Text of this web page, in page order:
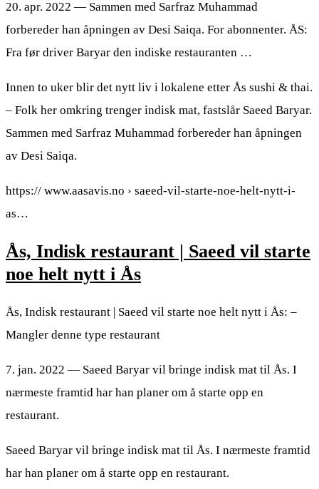
20. apr. 2022 — Sammen med Sarfraz Muhammad
forbereder han åpningen av Desi Saiqa. For abonnenter. ÅS:
Fra før driver Baryar den indiske restauranten …
Innen to uker blir det nytt liv i lokalene etter Ås sushi & thai.
– Folk her omkring trenger indisk mat, fastslår Saeed Baryar.
Sammen med Sarfraz Muhammad forbereder han åpningen
av Desi Saiqa.
https:// www.aasavis.no › saeed-vil-starte-noe-helt-nytt-i-
as…
Ås, Indisk restaurant | Saeed vil starte
noe helt nytt i Ås
Ås, Indisk restaurant | Saeed vil starte noe helt nytt i Ås: –
Mangler denne type restaurant
7. jan. 2022 — Saeed Baryar vil bringe indisk mat til Ås. I
nærmeste framtid har han planer om å starte opp en
restaurant.
Saeed Baryar vil bringe indisk mat til Ås. I nærmeste framtid
har han planer om å starte opp en restaurant.